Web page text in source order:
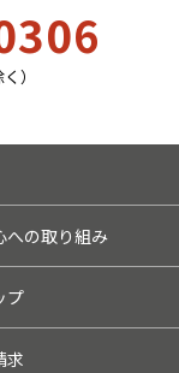
）
への取り組み
プ
求